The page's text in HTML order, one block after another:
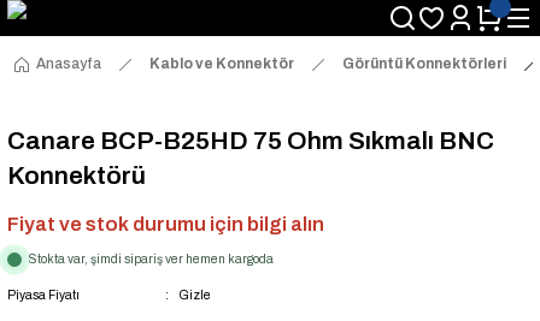
Anasayfa Kablo ve Konnektör Görüntü Konnektörleri
Canare BCP-B25HD 75 Ohm Sıkmalı BNC
Konnektörü
Fiyat ve stok durumu için bilgi alın
Stokta var, şimdi sipariş ver hemen kargoda
Piyasa Fiyatı Gizle